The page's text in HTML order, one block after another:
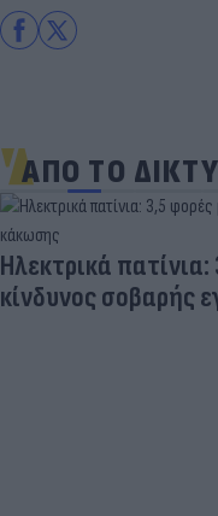
ΑΠΟ ΤΟ
Ηλεκτρικά
κίνδυνος σοβαρής